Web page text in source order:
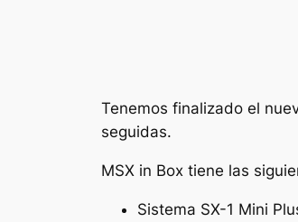
Tenemos finalizado el
seguidas.
MSX in Box tiene las
Sistema SX-1 Mini